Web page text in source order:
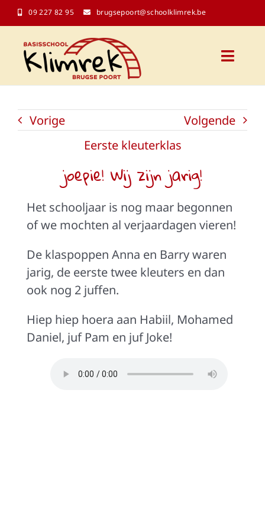
naar
inhoud
09 227 82 95 brugsepoort@schoolklimrek.be
Toggle
Kalender
Contact
Klasblogs
Vorige
Volgende
Eerste kleuterklas
joepie! Wij zijn jarig!
Het schooljaar is nog maar begonnen
of we mochten al verjaardagen vieren!
De klaspoppen Anna en Barry waren
jarig, de eerste twee kleuters en dan
ook nog 2 juffen.
Hiep hiep hoera aan Habiil, Mohamed
Daniel, juf Pam en juf Joke!